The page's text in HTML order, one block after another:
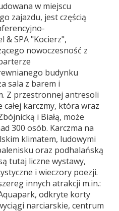
w miejscu
zajazdu, jest częścią
& SPA "Kocierz",
nowoczesność z
budynku
sala z barem i
Z przestronnej antresoli
karczmy, która wraz
i Białą, może
300 osób. Karczma na
klimatem, ludowymi
oraz podhalańską
tutaj liczne wystawy,
i wieczory poezji.
innych atrakcji m.in.:
odkryte korty
narciarskie, centrum